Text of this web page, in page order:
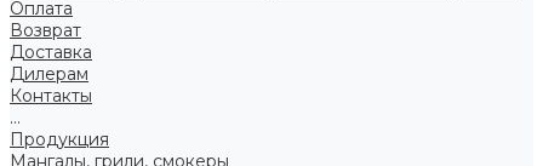
Оплата
Возврат
Доставка
Дилерам
Контакты
...
Продукция
Мангалы, грили, смокеры